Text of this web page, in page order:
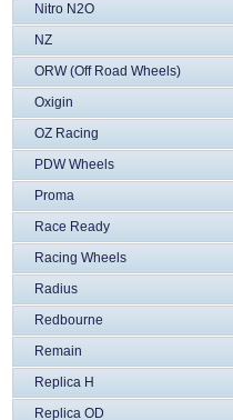
Nitro N2O
NZ
ORW (Off Road Wheels)
Oxigin
OZ Racing
PDW Wheels
Proma
Race Ready
Racing Wheels
Radius
Redbourne
Remain
Replica H
Replica OD